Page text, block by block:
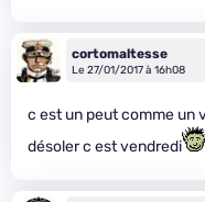
cortomaltesse
Le 27/01/2017 à 16h08
c est un peut comme un
désoler c est vendredi